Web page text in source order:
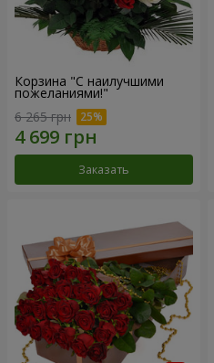
Корзина "С наилучшими
пожеланиями!"
6 265 грн
Заказать